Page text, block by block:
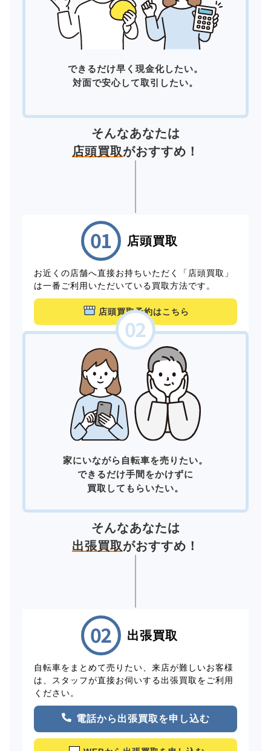
できるだけ早く現金化したい。
対面で安心して取引したい。
そんなあなたは
店頭買取がおすすめ！
店頭買取
お近くの店舗へ直接お持ちいただく「店頭買取」
は一番ご利用いただいている買取方法です。
店頭買取予約はこちら
家にいながら自転車を売りたい。
できるだけ手間をかけずに
買取してもらいたい。
そんなあなたは
出張買取がおすすめ！
出張買取
自転車をまとめて売りたい、来店が難しいお客様
は、スタッフが直接お伺いする出張買取をご利用
ください。
電話から出張買取を申し込む